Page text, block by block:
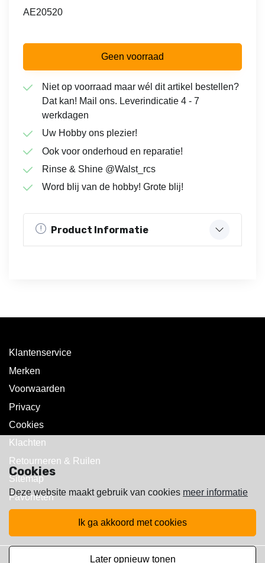
AE20520
Geen voorraad
Niet op voorraad maar wél dit artikel bestellen?
Dat kan! Mail ons. Leverindicatie 4 - 7
werkdagen
Uw Hobby ons plezier!
Ook voor onderhoud en reparatie!
Rinse & Shine @Walst_rcs
Word blij van de hobby! Grote blij!
Product Informatie
Klantenservice
Merken
Voorwaarden
Privacy
Cookies
Klachten
Retourneren & Ruilen
Sitemap
Favorieten
Cookies
Deze website maakt gebruik van cookies meer informatie
ik ga akkoord met cookies
later opnieuw tonen